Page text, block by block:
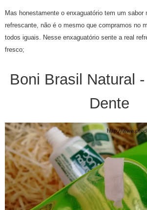
Mas honestamente o enxaguatório tem um sabor
refrescante, não é o mesmo que compramos no
todos iguais. Nesse enxaguatório sente a real
fresco;
Boni Brasil Natural
Dente